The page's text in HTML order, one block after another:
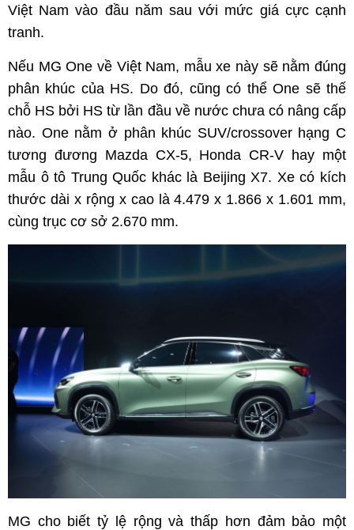
Việt Nam vào đầu năm sau với mức giá cực cạnh
tranh.
Nếu MG One về Việt Nam, mẫu xe này sẽ nằm đúng
phân khúc của HS. Do đó, cũng có thể One sẽ thế
chỗ HS bởi HS từ lần đầu về nước chưa có nâng cấp
nào. One nằm ở phân khúc SUV/crossover hạng C
tương đương Mazda CX-5, Honda CR-V hay một
mẫu ô tô Trung Quốc khác là Beijing X7. Xe có kích
thước dài x rộng x cao là 4.479 x 1.866 x 1.601 mm,
cùng trục cơ sở 2.670 mm.
MG cho biết tỷ lệ rộng và thấp hơn đảm bảo một